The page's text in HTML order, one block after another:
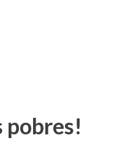
pobres!